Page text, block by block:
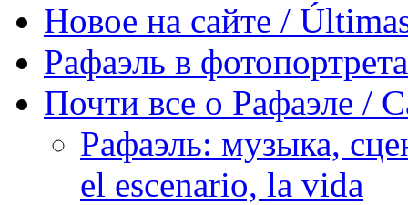
Новое на сайте /
Рафаэль в
Почти все о Рафаэле /
Рафаэль: музыка,
el escenario, la vida